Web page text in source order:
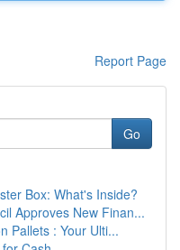
Report Page
Go
Box: What's Inside?
Approves New Finan...
Pallets : Your Ulti...